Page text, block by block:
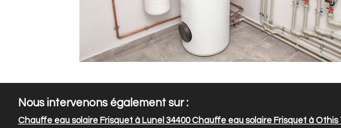
Nous intervenons également sur :
Chauffe eau solaire Frisquet à Lunel 34400Chauffe eau solaire Frisquet à Othis